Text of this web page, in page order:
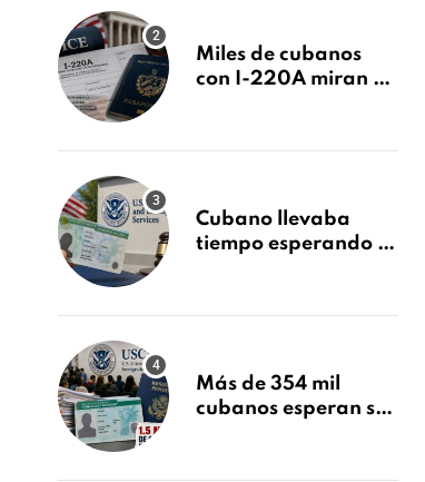
Miles de cubanos
con I-220A miran al
decidirse en una
Cubano llevaba
tiempo esperando su
tras Writ of
Más de 354 mil
cubanos esperan su